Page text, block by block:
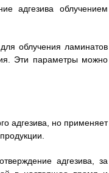
адгезива облучением
облучения ламинатов
Эти параметры можно
адгезива, но применяет
адгезива, за